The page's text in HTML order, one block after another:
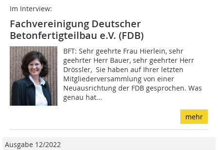
Im Interview:
Fachvereinigung Deutscher
Betonfertigteilbau e.V. (FDB)
BFT: Sehr geehrte Frau Hierlein, sehr
geehrter Herr Bauer, sehr geehrter Herr
Drössler, Sie haben auf Ihrer letzten
Mitgliederversammlung von einer
Neuausrichtung der FDB gesprochen. Was
genau hat...
mehr
Ausgabe 12/2022